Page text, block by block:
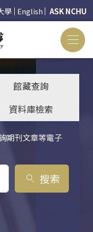
學 English ASK NCHU
館藏查詢
資料庫檢索
期刊文章等電子
search 搜索